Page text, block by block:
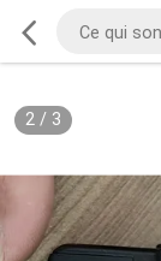
2/ 3